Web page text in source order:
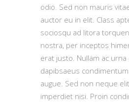
odio. Sed non mauris
auctor eu in elit. Class
sociosqu ad litora
nostra, per inceptos
erat justo. Nullam ac urna
dapibsaeus
augue. Sed non neque
imperdiet nisi. Proin